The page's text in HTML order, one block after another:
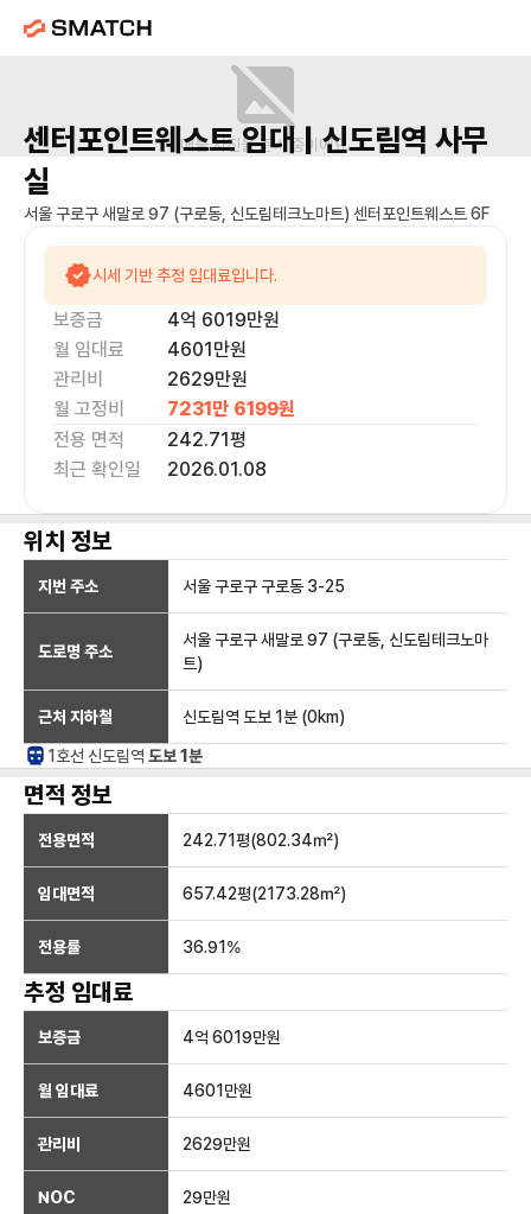
매물 사진을 준비 중이에요.
센터포인트웨스트임대 | 신도림역 사무
실
서울 구로구 새말로 97 (구로동, 신도림테크노마트) 센터포인트웨스트 6F
시세 기반 추정 임대료입니다.
보증금 4억 6019만원
월 임대료
4601만원
관리비
2629만원
월 고정비
7231만 6199원
전용 면적
242.71평
최근 확인일
2026.01.08
위치 정보
지번 주소 서울 구로구 구로동 3-25
도로명 주소
서울 구로구 새말로 97 (구로동, 신도림테크노마
트)
근처 지하철 신도림역 도보 1분 (0km)
1호선 신도림역 도보 1분
면적 정보
전용면적 242.71평(802.34㎡)
임대면적 657.42평(2173.28㎡)
전용률 36.91 %
추정 임대료
보증금 4억 6019만원
월 임대료 4601만원
관리비 2629만원
NOC 29만원